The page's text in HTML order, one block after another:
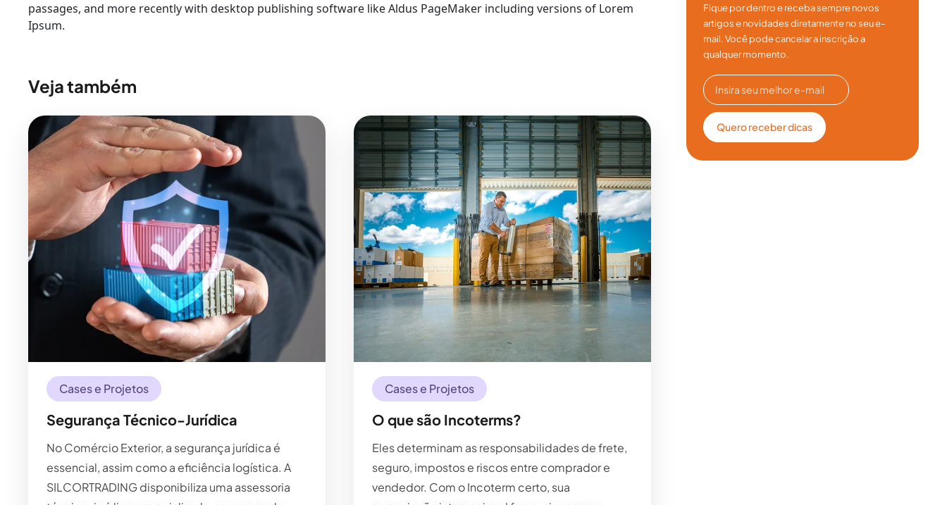
passages, and more recently with desktop publishing software like Aldus PageMaker including versions of Lorem
Ipsum.
Veja também
Cases e Projetos
Segurança Técnico-Jurídica
No Comércio Exterior, a segurança jurídica é
essencial, assim como a eficiência logística. A
SILCORTRADING disponibiliza uma assessoria
Cases e Projetos
O que são Incoterms?
Eles determinam as responsabilidades de frete,
seguro, impostos e riscos entre comprador e
vendedor. Com o Incoterm certo, sua
Fique por dentro e receba sempre novos
artigos e novidades diretamente no seu e-
mail. Você pode cancelar a inscrição a
qualquer momento.
Quero receber dicas